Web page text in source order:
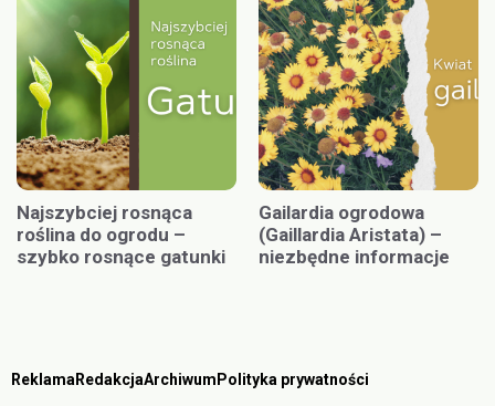
Najszybciej rosnąca
roślina do ogrodu –
szybko rosnące gatunki
Gailardia ogrodowa
(Gaillardia Aristata) –
niezbędne informacje
Reklama RedakcjaArchiwum Polityka prywatności